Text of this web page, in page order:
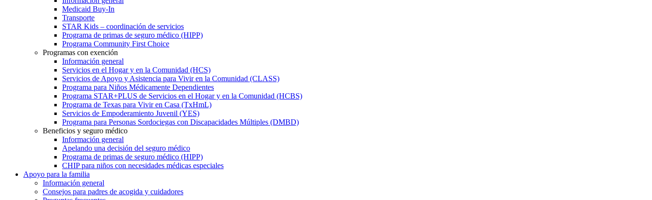
Medicaid Buy-In
Transporte
STAR Kids – coordinación de servicios
Programa de primas de seguro médico (HIPP)
Programa Community First Choice
Programas con exención
Información general
Servicios en el Hogar y en la Comunidad (HCS)
Servicios de Apoyo y Asistencia para Vivir en la Comunidad (CLASS)
Programa para Niños Médicamente Dependientes
Programa STAR+PLUS de Servicios en el Hogar y en la Comunidad (HCBS)
Programa de Texas para Vivir en Casa (TxHmL)
Servicios de Empoderamiento Juvenil (YES)
Programa para Personas Sordociegas con Discapacidades Múltiples (DMBD)
Beneficios y seguro médico
Información general
Apelando una decisión del seguro médico
Programa de primas de seguro médico (HIPP)
CHIP para niños con necesidades médicas especiales
Apoyo para la familia
Información general
Consejos para padres de acogida y cuidadores